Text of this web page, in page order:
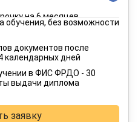
на 6 месяцев
на 12 месяцев
обучения, без возможности
документов после
календарных дней
в ФИС ФРДО - 30
выдачи диплома
заявку